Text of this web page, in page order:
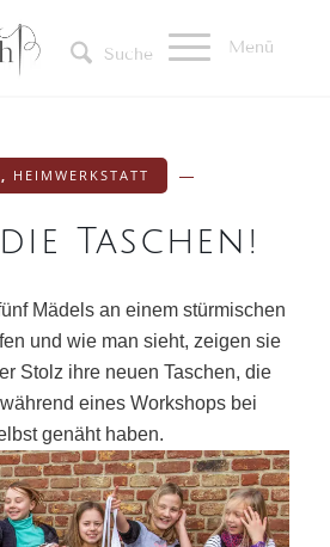
Suche Menü
, HEIMWERKSTATT
Taschen!
Mädels an einem stürmischen
und wie man sieht, zeigen sie
Stolz ihre neuen Taschen, die
eines Workshops bei
genäht haben.